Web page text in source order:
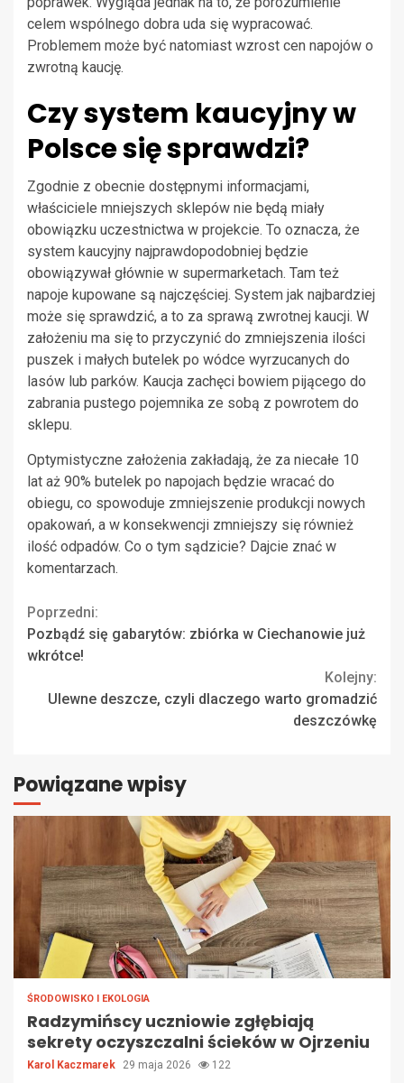
celem wspólnego dobra uda się wypracować.
Problemem może być natomiast wzrost cen napojów o
zwrotną kaucję.
Czy system kaucyjny w
Polsce się sprawdzi?
Zgodnie z obecnie dostępnymi informacjami,
właściciele mniejszych sklepów nie będą miały
obowiązku uczestnictwa w projekcie. To oznacza, że
system kaucyjny najprawdopodobniej będzie
obowiązywał głównie w supermarketach. Tam też
napoje kupowane są najczęściej. System jak najbardziej
może się sprawdzić, a to za sprawą zwrotnej kaucji. W
założeniu ma się to przyczynić do zmniejszenia ilości
puszek i małych butelek po wódce wyrzucanych do
lasów lub parków. Kaucja zachęci bowiem pijącego do
zabrania pustego pojemnika ze sobą z powrotem do
sklepu.
Optymistyczne założenia zakładają, że za niecałe 10
lat aż 90% butelek po napojach będzie wracać do
obiegu, co spowoduje zmniejszenie produkcji nowych
opakowań, a w konsekwencji zmniejszy się również
ilość odpadów. Co o tym sądzicie? Dajcie znać w
komentarzach.
Continue
Reading
Poprzedni:
Pozbądź się gabarytów: zbiórka w Ciechanowie już
wkrótce!
Kolejny:
Ulewne deszcze, czyli dlaczego warto gromadzić
deszczówkę
Powiązane wpisy
ŚRODOWISKO I EKOLOGIA
Radzymińscy uczniowie zgłębiają
sekrety oczyszczalni ścieków w Ojrzeniu
Karol Kaczmarek 29 maja 2026 122